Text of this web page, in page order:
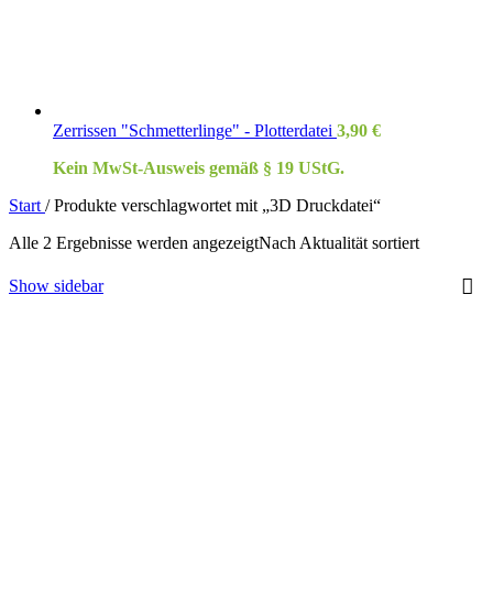
Zerrissen "Schmetterlinge" - Plotterdatei 3,90 €
Kein MwSt-Ausweis gemäß § 19 UStG.
Start / Produkte verschlagwortet mit „3D Druckdatei“
Alle 2 Ergebnisse werden angezeigtNach Aktualität sortiert
Show sidebar